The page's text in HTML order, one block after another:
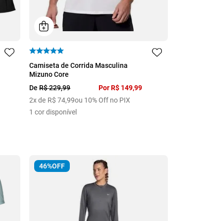
P
Camiseta de Corrida Masculina
Mizuno Core
DeR$229,99 PorR$ 149,99
2x de R$ 74,99ou 10% Off no PIX
1 cor disponível
46%OFF